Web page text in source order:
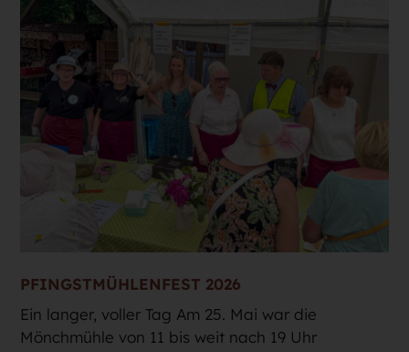
PFINGSTMÜHLENFEST 2026
Ein langer, voller Tag Am 25. Mai war die
Mönchmühle von 11 bis weit nach 19 Uhr